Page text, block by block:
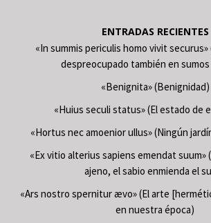
ENTRADAS RECIENTES
«In summis periculis homo vivit securus»
despreocupado también en
«Benignita» (Benignidad)
«Huius seculi status» (El estado de
«Hortus nec amoenior ullus» (Ningún
«Ex vitio alterius sapiens emendat suum»
ajeno, el sabio enmienda el
«Ars nostro spernitur ævo» (El arte
en nuestra época)